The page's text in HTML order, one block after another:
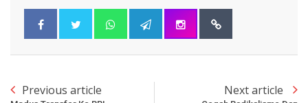
Previous article Next article